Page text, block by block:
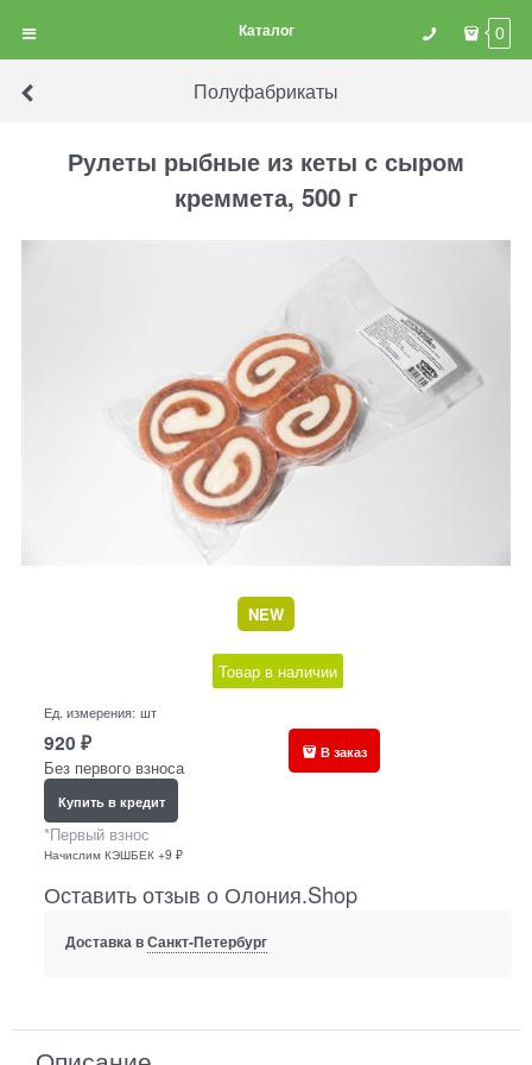
Каталог 0
Полуфабрикаты
Рулеты рыбные из кеты с сыром
креммета, 500 г
NEW
Товар в наличии
Ед. измерения: шт
920 ₽
Без первого взноса
Купить в кредит
*Первый взнос
Начислим КЭШБЕК +9 ₽
В заказ
Оставить отзыв о Олония.Shop
Доставка вСанкт-Петербург